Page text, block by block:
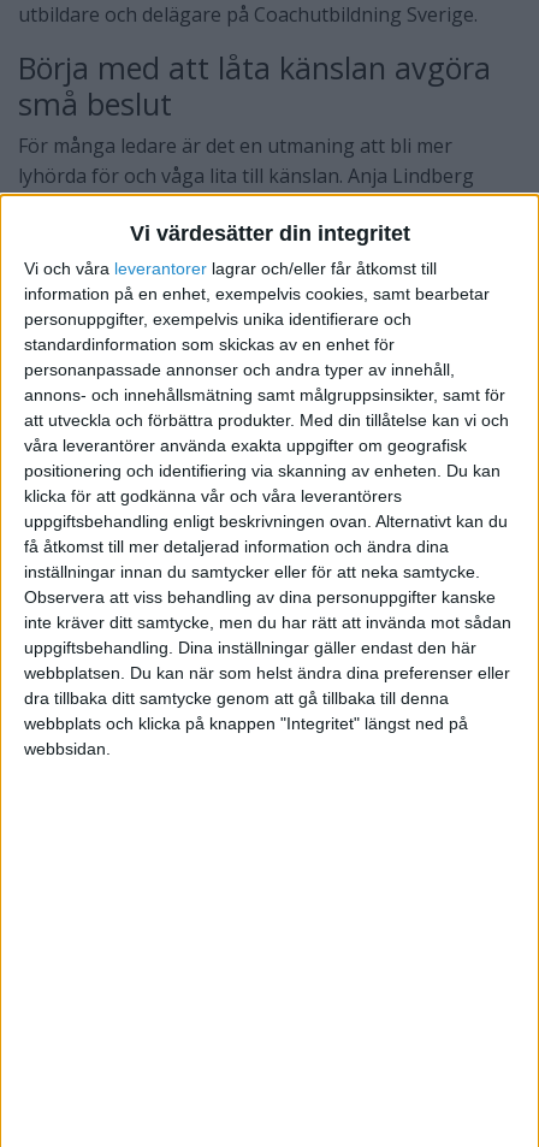
Vi värdesätter din integritet
Vi och våra leverantorer lagrar och/eller får åtkomst till
information på en enhet, exempelvis cookies, samt bearbetar
personuppgifter, exempelvis unika identifierare och
standardinformation som skickas av en enhet för
personanpassade annonser och andra typer av innehåll,
annons- och innehållsmätning samt målgruppsinsikter, samt för
att utveckla och förbättra produkter. Med din tillåtelse kan vi och
våra leverantörer använda exakta uppgifter om geografisk
positionering och identifiering via skanning av enheten. Du kan
klicka för att godkänna vår och våra leverantörers
uppgiftsbehandling enligt beskrivningen ovan. Alternativt kan du
få åtkomst till mer detaljerad information och ändra dina
inställningar innan du samtycker eller för att neka samtycke.
Observera att viss behandling av dina personuppgifter kanske
inte kräver ditt samtycke, men du har rätt att invända mot sådan
uppgiftsbehandling. Dina inställningar gäller endast den här
webbplatsen. Du kan när som helst ändra dina preferenser eller
dra tillbaka ditt samtycke genom att gå tillbaka till denna
webbplats och klicka på knappen "Integritet" längst ned på
webbsidan.
utbildare och delägare på Coachutbildning Sverige.
Börja med att låta känslan avgöra
små beslut
För många ledare är det en utmaning att bli mer
lyhörda för och våga lita till känslan. Anja Lindberg
genom att i ett första skede endast låta små beslut
avgöras av känslan, för att därefter gradvis öka
andelen känslobaserade beslut i vardagen.
När ledare använder sig av och vågar lyssna till känslan
blir ledarskapet mer tolerant och mindre
kontrollerande. Det leder till ett öppnare klimat som
främjar kreativitet och nyskapande. Anja Lindberg
menar att ett närvarande och lyssnande ledarskap ger
såväl ”mjuka” som ”hårda” synergieffekter. Genom att
tillämpa ett ödmjukt och lyssnande ledarskap blir det
tydligt att ansvaret för organisationens och
medarbetarnas välmående inte enbart vilar på ledarnas
axlar.
Ta dig tid till de där extra
sekunderna och minuterna